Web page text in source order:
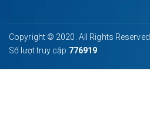
Copyright © 2020. All Rights
Số lượt truy cập 776919